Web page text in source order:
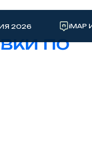
iMAP
2026
по